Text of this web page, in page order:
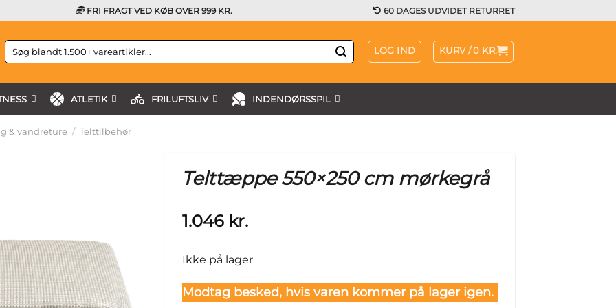
FRI FRAGT VED KØB OVER 999 KR. 60 DAGES UDVIDET RETURRET
Søg
efter:
LOG IND KURV /0 KR.
ATLETIK FRILUFTSLIV INDENDØRSSPIL
& vandreture / Telttilbehør
Telttæppe 550×250 cm mørkegrå
1.046 kr.
Ikke på lager
Modtag besked, hvis varen kommer på lager igen.